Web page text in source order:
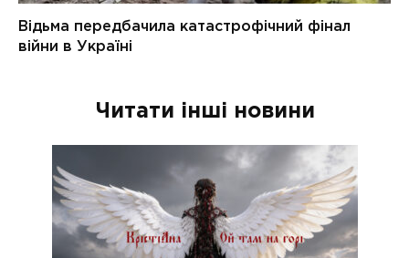
Читати інші новини